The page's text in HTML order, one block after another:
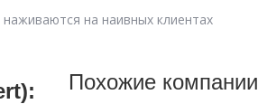
на наивных клиентах
Похожие компании